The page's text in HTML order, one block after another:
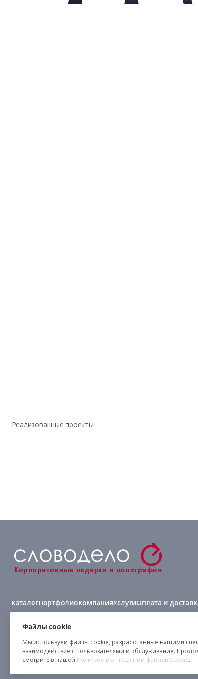
Реализованные проекты
Корпоративные подарки и полиграфия
КаталогПортфолиоКомпанияУслугиОплата и
Виды нанесения
Файлы cookie
Мы используем файлы cookie, разработанные нашими
взаимодействие с пользователями и обслуживание.
смотрите в нашей Политике в отношении файлов Cookie.